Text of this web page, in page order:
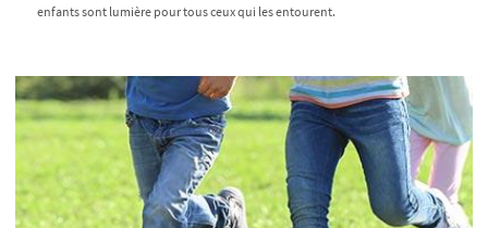
enfants sont lumière pour tous ceux qui les entourent.